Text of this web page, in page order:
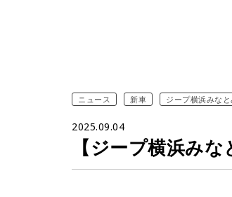
ニュース 新車 ジープ横浜みな
2025.09.04
【ジープ横浜み